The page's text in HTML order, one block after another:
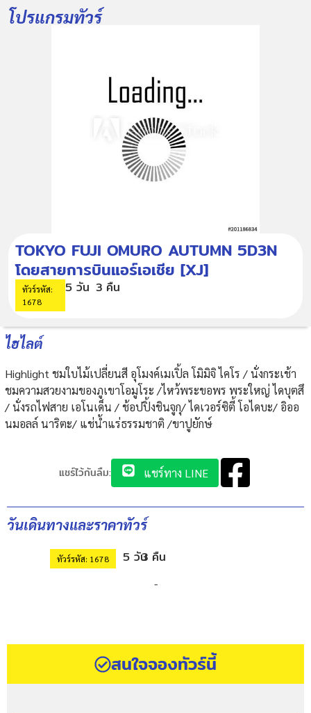
โปรแกรมทัวร์
TOKYO FUJI OMURO AUTUMN 5D3N
โดยสายการบินแอร์เอเชีย [XJ]
ทัวร์รหัส:
1678
5 วัน 3 คืน
ไฮไลต์
Highlight ชมใบไม้เปลี่ยนสี อุโมงค์เมเปิ้ล โมิมิจิ ไคโร / นั่งกระเช้า
ชมความสวยงามของภูเขาโอมูโระ /ไหว้พระขอพร พระใหญ่ ไดบุตสึ
/ นั่งรถไฟสาย เอโนเด็น / ช้อปปิ้งชินจูกุ/ ไดเวอร์ซิตี้ โอไดบะ/ อิออ
นมอลล์ นาริตะ/ แช่น้ำแร่ธรรมชาติ /ขาปูยักษ์
แชร์ไว้กันลืม: แชร์ทาง LINE
วันเดินทางและราคาทัวร์
ทัวร์รหัส: 1678 5 วัน3 คืน
-
สนใจจองทัวร์นี้